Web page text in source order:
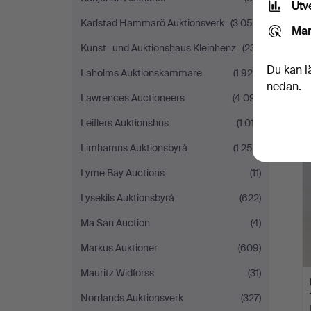
Karlstad Hammarö Auktionsverk (3 055)
Kunst- und Auktionshaus Kleinhenz (231)
Laholms Auktionskammare
(1 929)
Lawrences Auctioneers
(4 091)
Leiflers Auktionshus
(1 017)
Limhamns Auktionsbyrå
(1 250)
Lyme Bay Auctions
(11)
Lysekils Auktionsbyrå
(622)
Ma San Auction
(4)
Markus Auktioner
(609)
Mauritz Widforss
(31)
Norrlands Auktionsverk
(327)
Du kan
nedan.